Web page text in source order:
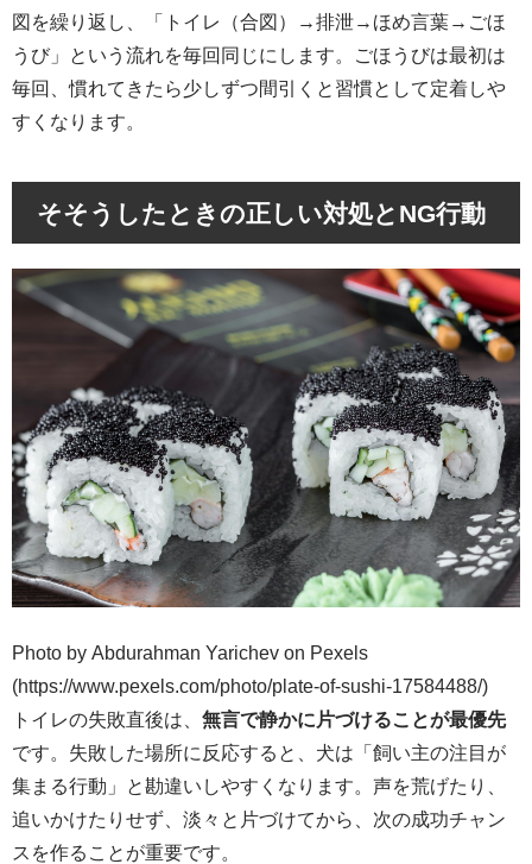
図を繰り返し、「トイレ（合図）→排泄→ほめ言葉→ごほ
うび」という流れを毎回同じにします。ごほうびは最初は
毎回、慣れてきたら少しずつ間引くと習慣として定着しや
すくなります。
そそうしたときの正しい対処とNG行動
Photo by Abdurahman Yarichev on Pexels
(https://www.pexels.com/photo/plate-of-sushi-17584488/)
トイレの失敗直後は、 無言で静かに片づけることが最優先
です。失敗した場所に反応すると、犬は「飼い主の注目が
集まる行動」と勘違いしやすくなります。声を荒げたり、
追いかけたりせず、淡々と片づけてから、次の成功チャン
スを作ることが重要です。